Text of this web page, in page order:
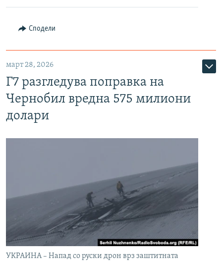
Сподели
март 28, 2026
Г7 разгледува поправка на
Чернобил вредна 575 милиони
долари
УКРАИНА – Напад со руски дрон врз заштитната